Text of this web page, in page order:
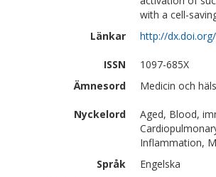
with a cell-
Länkar
http://
ISSN
1097-685X
Ämnesord
Medicin och
Nyckelord
Aged, Blood,
Inflammation,
Språk
Engelska